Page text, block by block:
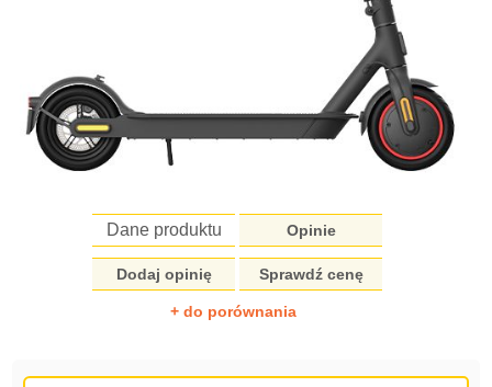
Dane produktu Opinie
Dodaj opinię Sprawdź cenę
+ do porównania